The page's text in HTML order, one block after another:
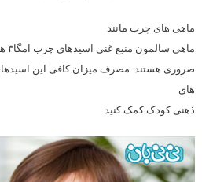
ماهی های چرب مانند
ماهی سالمون منبع غنی اسیدهای چرب امگا۳ هستند که برای رشد و عملکرد مغز
ضروری هستند. مصرف میزان کافی این
های
ذهنی کودک کمک کنید.